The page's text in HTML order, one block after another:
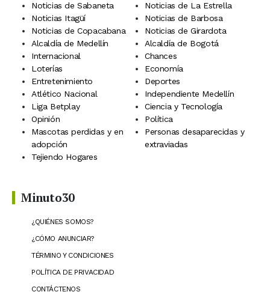
Noticias de Sabaneta
Noticias de La Estrella
Noticias Itagüí
Noticias de Barbosa
Noticias de Copacabana
Noticias de Girardota
Alcaldía de Medellín
Alcaldía de Bogotá
Internacional
Chances
Loterías
Economía
Entretenimiento
Deportes
Atlético Nacional
Independiente Medellín
Liga Betplay
Ciencia y Tecnología
Opinión
Política
Mascotas perdidas y en
adopción
Personas desaparecidas y
extraviadas
Tejiendo Hogares
Minuto30
¿QUIÉNES SOMOS?
¿CÓMO ANUNCIAR?
TÉRMINO Y CONDICIONES
POLÍTICA DE PRIVACIDAD
CONTÁCTENOS